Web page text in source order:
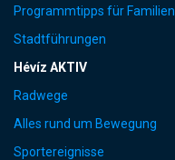
Programmtipps für Familien
Stadtführungen
Hévíz AKTIV
Radwege
Alles rund um Bewegung
Sportereignisse